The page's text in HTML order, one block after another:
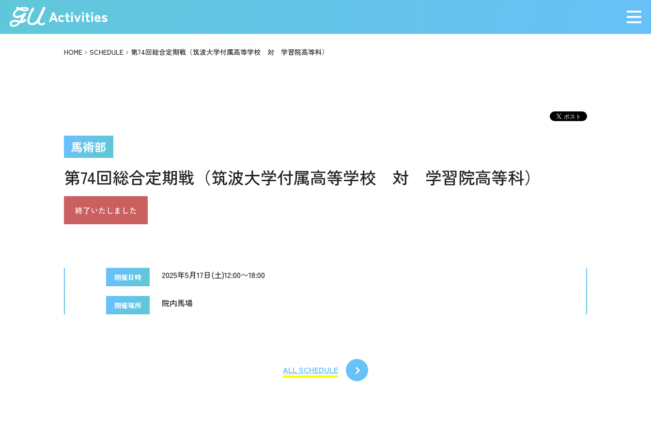
メ
HOME SCHEDULE 第74回総合定期戦（筑波大学付属高等学校 対 学習院高等科）
馬術部
第74回総合定期戦（筑波大学付属高等学校 対 学習院高等科）
終了いたしました
開催日時 2025年5月17日(土)12:00〜18:00
開催場所 院内馬場
ALL SCHEDULE